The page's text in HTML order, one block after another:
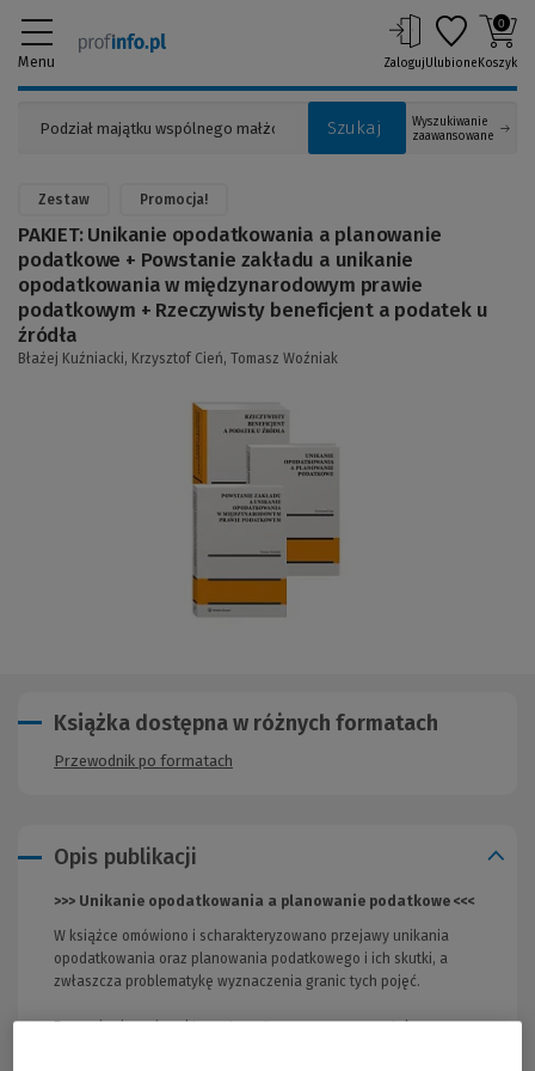
Menu
Szukaj
Wyszukiwanie
zaawansowane
ZalogujUlubione
0
Koszyk
Zestaw Promocja!
PAKIET: Unikanie opodatkowania a planowanie
podatkowe + Powstanie zakładu a unikanie
opodatkowania w międzynarodowym prawie
podatkowym + Rzeczywisty beneficjent a podatek u
źródła
Błażej Kuźniacki, Krzysztof Cień, Tomasz Woźniak
Opis publikacji
>>> Unikanie opodatkowania a planowanie podatkowe <<<
W książce omówiono i scharakteryzowano przejawy unikania
opodatkowania oraz planowania podatkowego i ich skutki, a
zwłaszcza problematykę wyznaczenia granic tych pojęć.
Rozważania o charakterze teoretycznoprawnym zostały
Książka dostępna w różnych formatach
Przewodnik po formatach